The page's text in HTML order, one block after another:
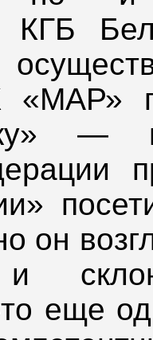
КГБ
«МАР»
—
он
еще